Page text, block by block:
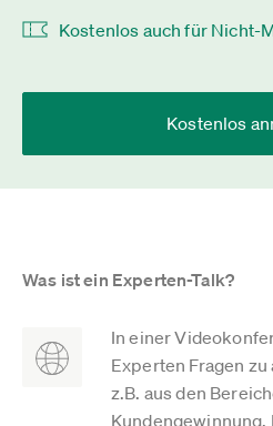
Kostenlos auch für Nicht-
Kostenlos
Was ist ein Experten-Talk?
In einer
Experten Fragen
z.B. aus den
Kundengewinnung,